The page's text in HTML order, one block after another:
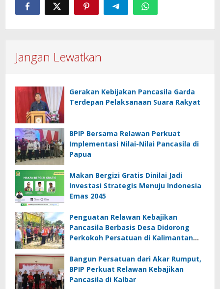
Jangan Lewatkan
Gerakan Kebijakan Pancasila Garda
Terdepan Pelaksanaan Suara Rakyat
BPIP Bersama Relawan Perkuat
Implementasi Nilai-Nilai Pancasila di
Papua
Makan Bergizi Gratis Dinilai Jadi
Investasi Strategis Menuju Indonesia
Emas 2045
Penguatan Relawan Kebajikan
Pancasila Berbasis Desa Didorong
Perkokoh Persatuan di Kalimantan
Bangun Persatuan dari Akar Rumput,
BPIP Perkuat Relawan Kebajikan
Pancasila di Kalbar